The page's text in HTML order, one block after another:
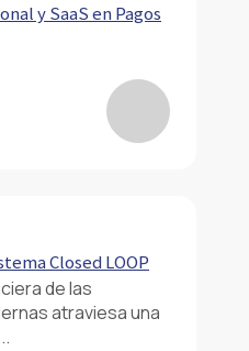
y SaaS en Pagos
Closed LOOP
de las
atraviesa una